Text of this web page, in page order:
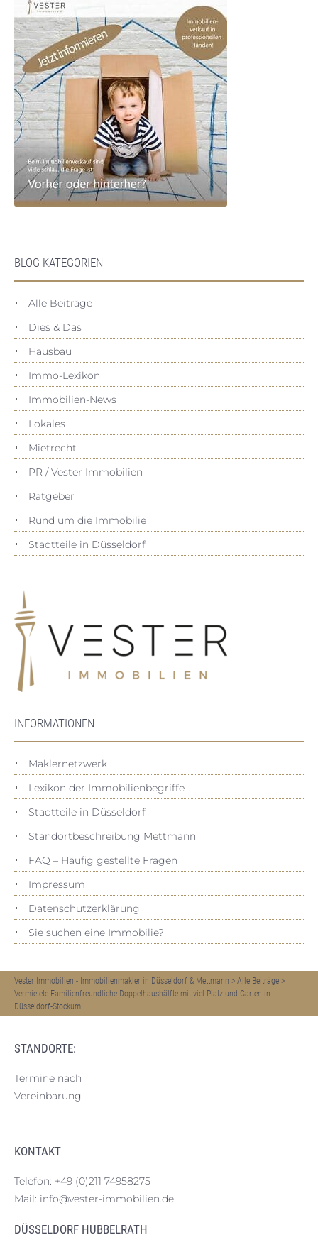
BLOG-KATEGORIEN
Alle Beiträge
Dies & Das
Hausbau
Immo-Lexikon
Immobilien-News
Lokales
Mietrecht
PR / Vester Immobilien
Ratgeber
Rund um die Immobilie
Stadtteile in Düsseldorf
INFORMATIONEN
Maklernetzwerk
Lexikon der Immobilienbegriffe
Stadtteile in Düsseldorf
Standortbeschreibung Mettmann
FAQ – Häufig gestellte Fragen
Impressum
Datenschutz­erklärung
Sie suchen eine Immobilie?
Vester Immobilien - Immobilienmakler in Düsseldorf & Mettmann > Alle Beiträge >
Vermietete Familienfreundliche Doppelhaushälfte mit viel Platz und Garten in
Düsseldorf-Stockum
STANDORTE:
Termine nach
Vereinbarung
KONTAKT
Telefon: +49 (0)211 74958275
Mail: info@vester-immobilien.de
DÜSSELDORF HUBBELRATH